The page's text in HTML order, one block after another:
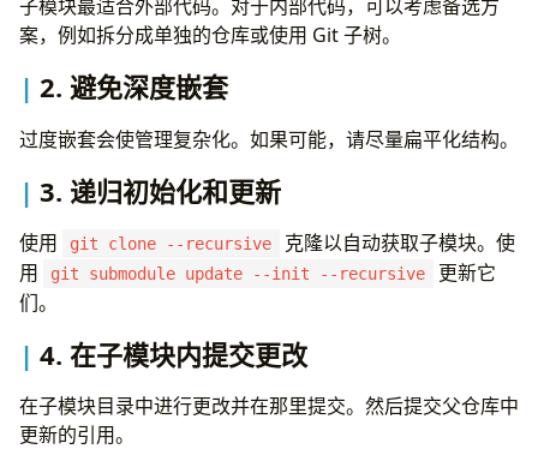
子模块最适合外部代码。对于内部代码，可以考虑备选方
案，例如拆分成单独的仓库或使用 Git 子树。
2. 避免深度嵌套
过度嵌套会使管理复杂化。如果可能，请尽量扁平化结构。
3. 递归初始化和更新
使用 git clone --recursive
克隆以自动获取子模块。使
用
git submodule update --init --recursive
更新它
们。
4. 在子模块内提交更改
在子模块目录中进行更改并在那里提交。然后提交父仓库中
更新的引用。